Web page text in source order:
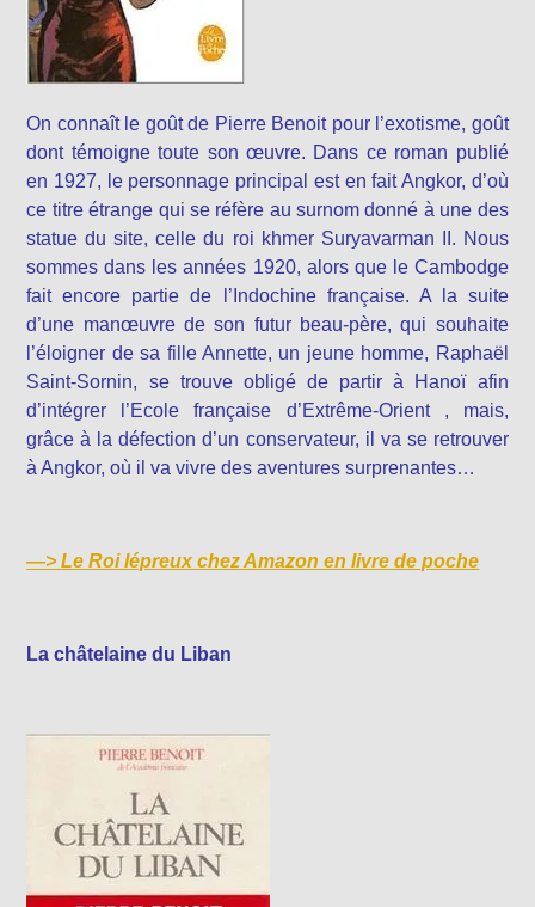
On connaît le goût de Pierre Benoit pour l’exotisme, goût
dont témoigne toute son œuvre. Dans ce roman publié
en 1927, le personnage principal est en fait Angkor, d’où
ce titre étrange qui se réfère au surnom donné à une des
statue du site, celle du roi khmer Suryavarman II. Nous
sommes dans les années 1920, alors que le Cambodge
fait encore partie de l’Indochine française. A la suite
d’une manœuvre de son futur beau-père, qui souhaite
l’éloigner de sa fille Annette, un jeune homme, Raphaël
Saint-Sornin, se trouve obligé de partir à Hanoï afin
d’intégrer l’Ecole française d’Extrême-Orient , mais,
grâce à la défection d’un conservateur, il va se retrouver
à Angkor, où il va vivre des aventures surprenantes…
—>Le Roi lépreux chez Amazon en livre de poche
La châtelaine du Liban